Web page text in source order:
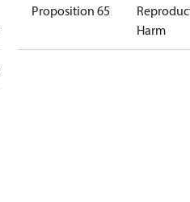
Proposition 65
Harm